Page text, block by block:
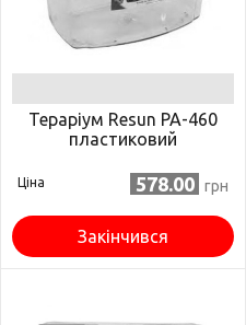
Тераріум Resun PA-460
пластиковий
Ціна 578.00 грн
Закінчився